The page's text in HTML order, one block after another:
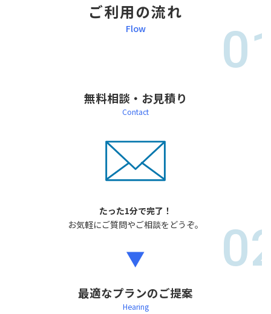
ご利用の流れ
Flow
無料相談・お見積り
Contact
たった1分で完了！
お気軽にご質問やご相談をどうぞ。
▼
最適なプランのご提案
Hearing